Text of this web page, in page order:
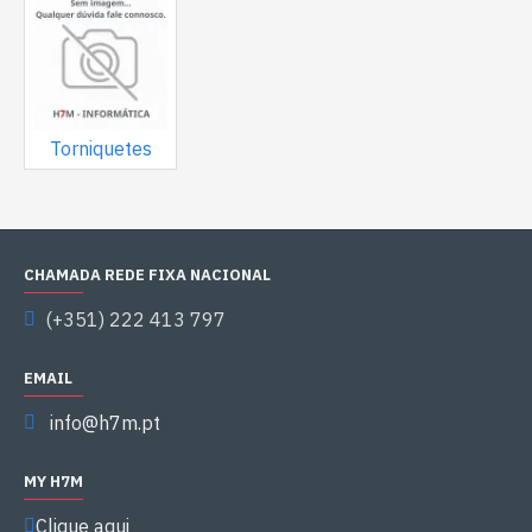
Torniquetes
CHAMADA REDE FIXA NACIONAL
(+351) 222 413 797
EMAIL
info@h7m.pt
MY H7M
Clique aqui